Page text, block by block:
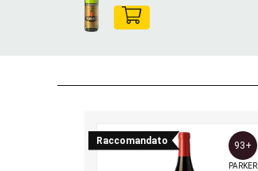
Raccomandato 93+
PARKER